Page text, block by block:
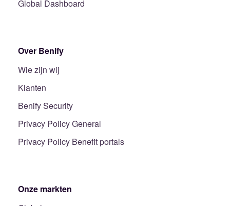
Global Dashboard
Over Benify
Wie zijn wij
Klanten
Benify Security
Privacy Policy General
Privacy Policy Benefit portals
Onze markten